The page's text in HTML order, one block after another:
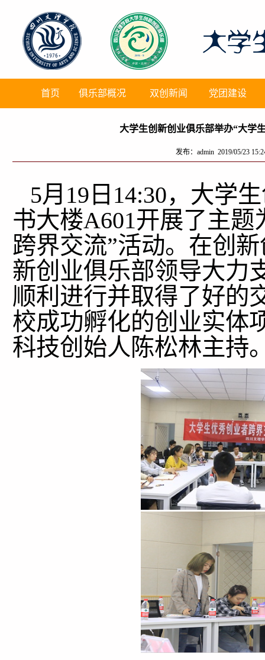
首页 俱乐部概况 双创新闻 党团建设
大学生创新创业俱乐部举办“大学
发布：admin 2019/05/23
5月 19 日 14:30，大学
书大楼A601开展了主题
跨界交流”活动。在创
新创业俱乐部领导大力
顺利进行并取得了好的
校成功孵化的创业实体
科技创始人陈松林主持